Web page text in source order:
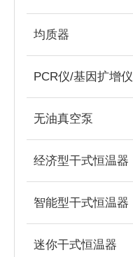
均质器
PCR仪/基因扩增仪
无油真空泵
经济型干式恒温器
智能型干式恒温器
迷你干式恒温器